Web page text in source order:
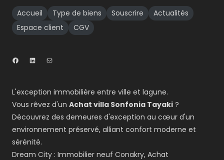
Accueil Type de biens Souscrire
Actualités
Espace client
CGV
L'exception immobilière entre ville et lagune.
Vous rêvez d'un Achat villa Sonfonia Tayaki ?
Découvrez des demeures d'exception au cœur d'un
environnement préservé, alliant confort moderne et
sérénité.
Dream City : Immobilier neuf Conakry, Achat